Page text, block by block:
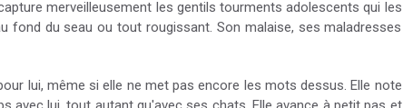
merveilleusement les gentils tourments adolescents qui les
fond du seau ou tout rougissant. Son malaise, ses maladresses
lui, même si elle ne met pas encore les mots dessus. Elle note